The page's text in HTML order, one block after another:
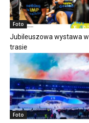
Foto
Jubileuszowa wystawa w
trasie
Foto